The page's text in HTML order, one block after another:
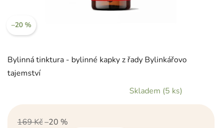
Bylinná tinktura - bylinné kapky z řady Bylinkářovo
tajemství
Skladem (5 ks)
169 Kč–20 %
–20 %